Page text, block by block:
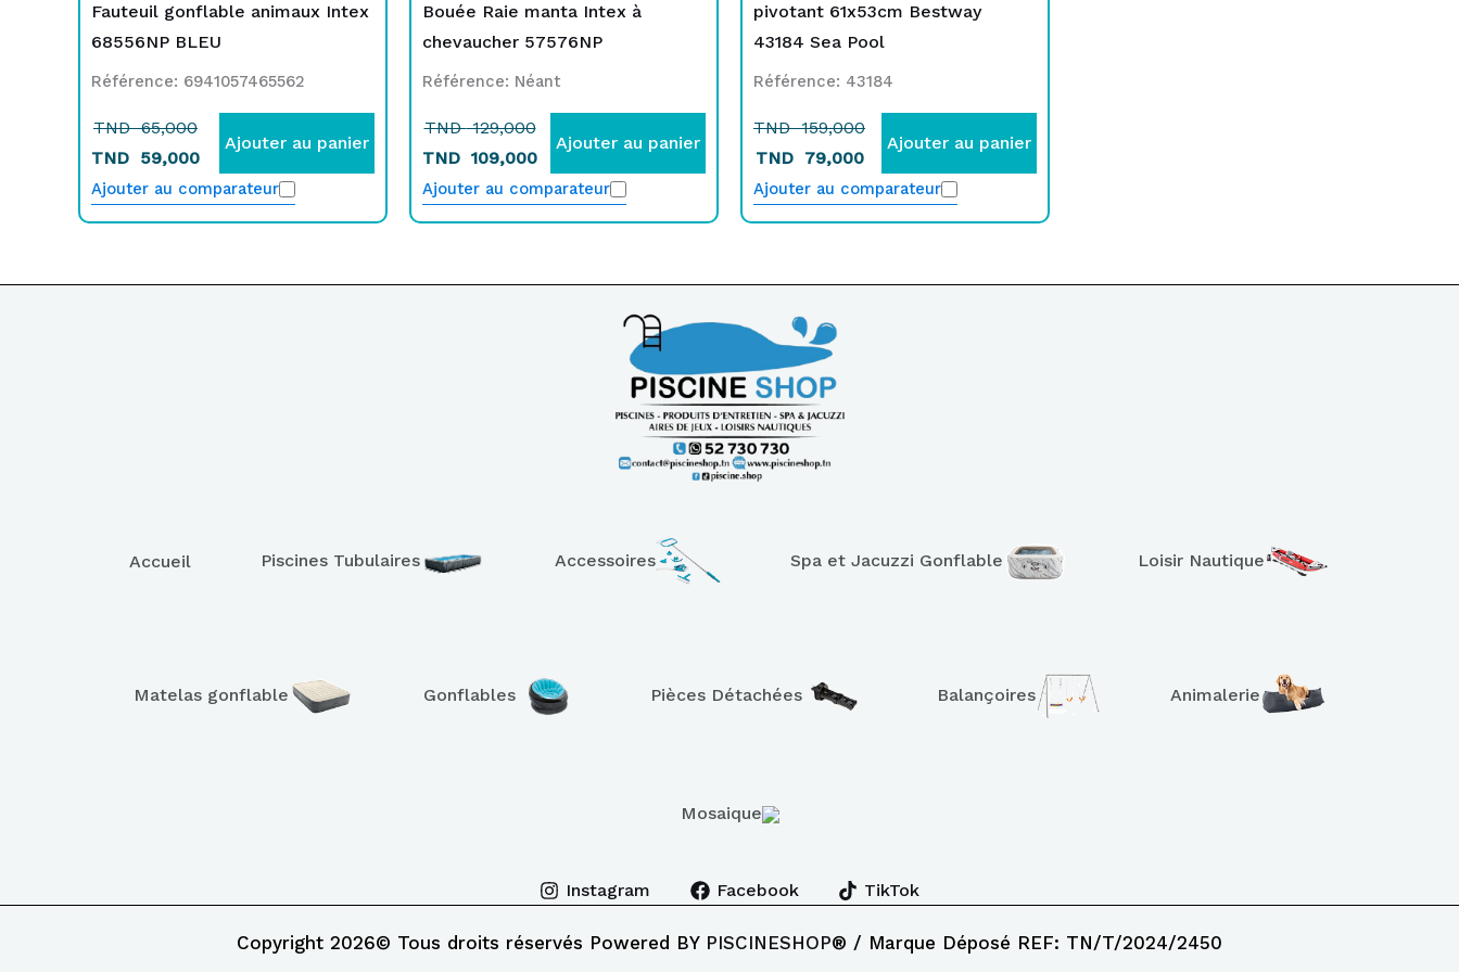
Fauteuil gonflable animaux Intex
68556NP BLEU
Référence: 6941057465562
TND65,000
TND 59,000
Ajouter au panier
Ajouter au comparateur
Bouée Raie manta Intex à
chevaucher 57576NP
Référence: Néant
TND129,000
TND 109,000
Ajouter au panier
Ajouter au comparateur
pivotant 61x53cm Bestway
43184 Sea Pool
Référence: 43184
TND159,000
TND 79,000
Ajouter au panier
Ajouter au comparateur
Accueil Piscines Tubulaires Accessoires Spa et Jacuzzi Gonflable Loisir Nautique
Matelas gonflable Gonflables Pièces Détachées Balançoires Animalerie
Mosaique
Instagram Facebook TikTok
Copyright 2026© Tous droits réservés Powered BY PISCINESHOP® / Marque Déposé REF: TN/T/2024/2450